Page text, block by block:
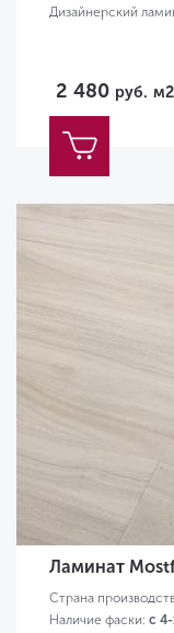
Дизайнерский
2 480 руб. м2
Ламинат
Страна
Наличие фаски: с